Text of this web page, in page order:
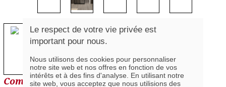
Composantes de la série
Le respect de votre vie privée est
important pour nous.
Nous utilisons des cookies pour personnaliser
notre site web et nos offres en fonction de vos
intérêts et à des fins d'analyse. En utilisant notre
site web, vous acceptez que nous utilisions des